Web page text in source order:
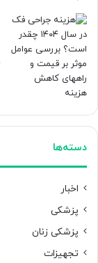
دسته‌ها
اخبار
پزشکی
پزشکی زنان
تجهیزات